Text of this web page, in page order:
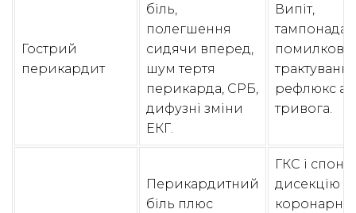
Гострий
перикардит
біль,
полегшення
сидячи вперед,
шум тертя
перикарда, СРБ,
дифузні зміни
ЕКГ.
Випіт,
тампонада,
помилкове
рефлюкс
тривога.
Перикардитний
біль плюс
ГКС і
дисекцію
коронарної